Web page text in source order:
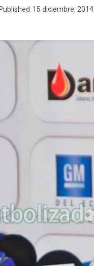
Published 15 diciembre, 2014